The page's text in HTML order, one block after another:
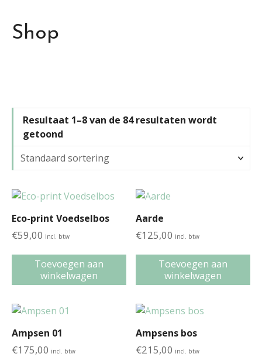
Shop
Resultaat 1–8 van de 84 resultaten wordt
getoond
Eco-print Voedselbos
€59,00 incl. btw
Toevoegen aan
winkelwagen
Aarde
€125,00 incl. btw
Toevoegen aan
winkelwagen
Ampsen 01
€175,00 incl. btw
Ampsens bos
€215,00 incl. btw